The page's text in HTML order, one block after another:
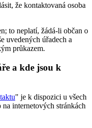
že kontaktovaná osoba
to neplatí, žádá-li občan o
uvedených úřadech a
průkazem.
a kde jsou k
" je k dispozici u všech
internetových stránkách